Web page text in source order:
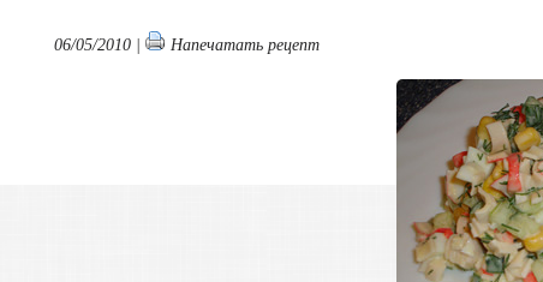
06/05/2010 | Напечатать рецепт